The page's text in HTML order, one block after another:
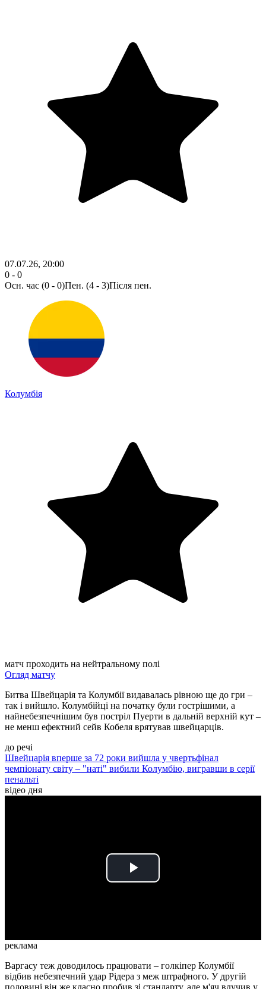
07.07.26, 20:00
0 - 0
Осн. час (0 - 0)Пен. (4 - 3)Після пен.
Колумбія
матч проходить на нейтральному полі
Огляд матчу
Битва Швейцарія та Колумбії видавалась рівною ще до гри –
так і вийшло. Колумбійці на початку були гострішими, а
найнебезпечнішим був постріл Пуерти в дальній верхній кут –
не менш ефектний сейв Кобеля врятував швейцарців.
до речі
Швейцарія вперше за 72 роки вийшла у чвертьфінал
чемпіонату світу – "наті" вибили Колумбію, вигравши в серії
пенальті
відео дня
Play
реклама
Варгасу теж доводилось працювати – голкіпер Колумбії
відбив небезпечний удар Рідера з меж штрафного. У другій